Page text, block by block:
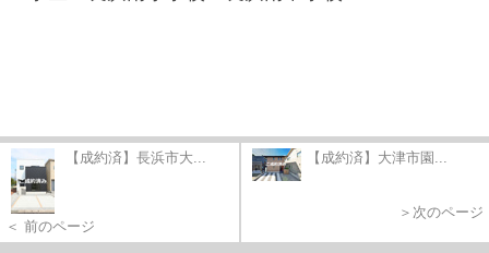
【成約済】長浜市大...
＜ 前のページ
【成約済】大津市園...
＞次のページ